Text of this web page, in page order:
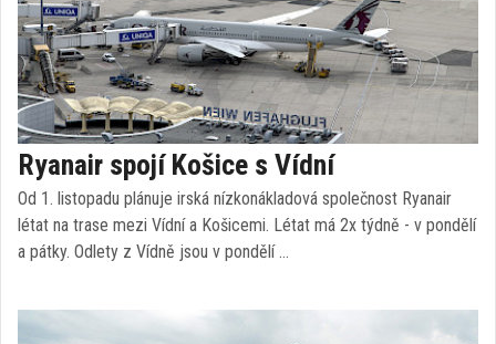
Ryanair spojí Košice s Vídní
Od 1. listopadu plánuje irská nízkonákladová společnost Ryanair
létat na trase mezi Vídní a Košicemi. Létat má 2x týdně - v pondělí
a pátky. Odlety z Vídně jsou v pondělí …